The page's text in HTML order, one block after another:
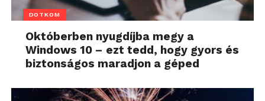
DOTKOM
Októberben nyugdíjba megy a
Windows 10 – ezt tedd, hogy gyors és
biztonságos maradjon a géped